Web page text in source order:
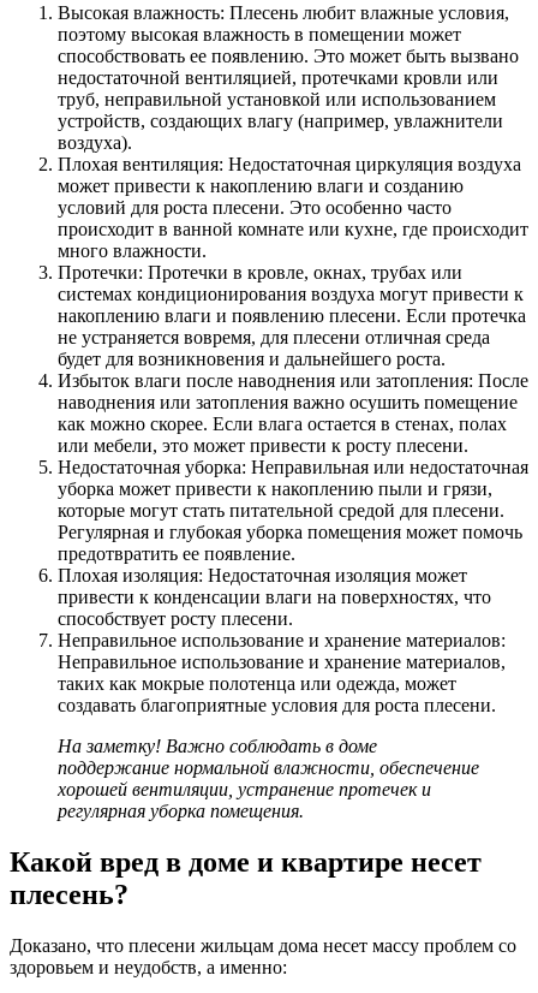
Высокая влажность: Плесень любит влажные условия,
поэтому высокая влажность в помещении может
способствовать ее появлению. Это может быть вызвано
недостаточной вентиляцией, протечками кровли или
труб, неправильной установкой или использованием
устройств, создающих влагу (например, увлажнители
воздуха).
Плохая вентиляция: Недостаточная циркуляция воздуха
может привести к накоплению влаги и созданию
условий для роста плесени. Это особенно часто
происходит в ванной комнате или кухне, где происходит
много влажности.
Протечки: Протечки в кровле, окнах, трубах или
системах кондиционирования воздуха могут привести к
накоплению влаги и появлению плесени. Если протечка
не устраняется вовремя, для плесени отличная среда
будет для возникновения и дальнейшего роста.
Избыток влаги после наводнения или затопления: После
наводнения или затопления важно осушить помещение
как можно скорее. Если влага остается в стенах, полах
или мебели, это может привести к росту плесени.
Недостаточная уборка: Неправильная или недостаточная
уборка может привести к накоплению пыли и грязи,
которые могут стать питательной средой для плесени.
Регулярная и глубокая уборка помещения может помочь
предотвратить ее появление.
Плохая изоляция: Недостаточная изоляция может
привести к конденсации влаги на поверхностях, что
способствует росту плесени.
Неправильное использование и хранение материалов:
Неправильное использование и хранение материалов,
таких как мокрые полотенца или одежда, может
создавать благоприятные условия для роста плесени.
На заметку! Важно соблюдать в доме
поддержание нормальной влажности, обеспечение
хорошей вентиляции, устранение протечек и
регулярная уборка помещения.
Какой вред в доме и квартире несет
плесень?
Доказано, что плесени жильцам дома несет массу проблем со
здоровьем и неудобств, а именно: